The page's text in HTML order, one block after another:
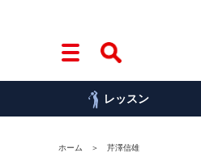
レッスン
ホーム 芹澤信雄